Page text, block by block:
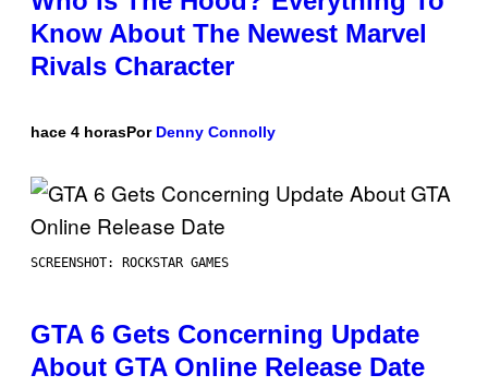
Know About The Newest Marvel
Rivals Character
hace 4 horasPor Denny Connolly
SCREENSHOT: ROCKSTAR GAMES
GTA 6 Gets Concerning Update
About GTA Online Release Date